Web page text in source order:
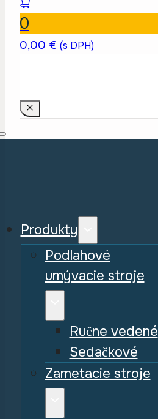
0
0,00 € (s DPH)
Produkty
Podlahové
umývacie stroje
Ručne vedené
Sedačkové
Zametacie stroje